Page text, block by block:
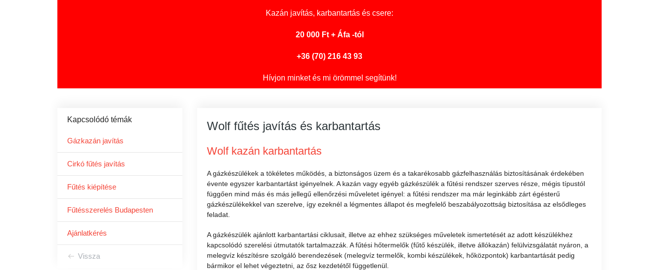
Kazán javítás, karbantartás és csere:
20 000 Ft + Áfa -tól
+36 (70) 216 43 93
Hívjon minket és mi örömmel segítünk!
Kapcsolódó témák
Gázkazán javítás
Cirkó fűtés javítás
Fűtés kiépítése
Fűtésszerelés Budapesten
Ajánlatkérés
Vissza
Wolf fűtés javítás és karbantartás
Wolf kazán karbantartás
A gázkészülékek a tökéletes működés, a biztonságos üzem és a takarékosabb gázfelhasználás biztosításának érdekében
évente egyszer karbantartást igényelnek. A kazán vagy egyéb gázkészülék a fűtési rendszer szerves része, mégis típustól
függően mind más és más jellegű ellenőrzési műveletet igényel: a fűtési rendszer ma már leginkább zárt égésterű
gázkészülékekkel van szerelve, így ezeknél a légmentes állapot és megfelelő beszabályozottság biztosítása az elsődleges
feladat.
A gázkészülék ajánlott karbantartási ciklusait, illetve az ehhez szükséges műveletek ismertetését az adott készülékhez
kapcsolódó szerelési útmutatók tartalmazzák. A fűtési hőtermelők (fűtő készülék, illetve állókazán) felülvizsgálatát nyáron, a
melegvíz készítésre szolgáló berendezések (melegvíz termelők, kombi készülékek, hőközpontok) karbantartását pedig
bármikor el lehet végeztetni, az ősz kezdetétől függetlenül.